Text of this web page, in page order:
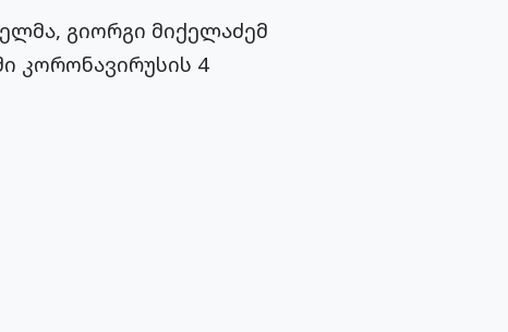
გიორგი მიქელაძემ
კორონავირუსის 4